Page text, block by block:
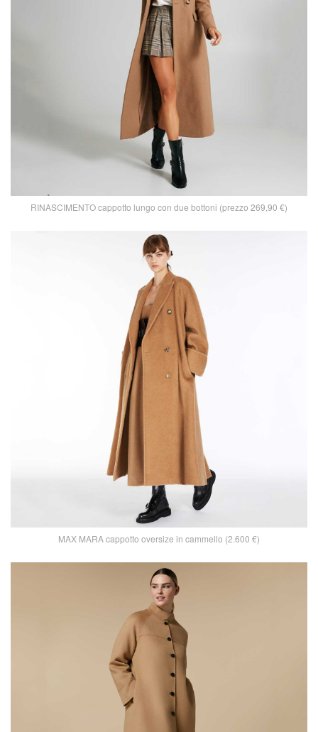
RINASCIMENTO cappotto lungo con due bottoni (prezzo 269,90 €)
MAX MARA cappotto oversize in cammello (2.600 €)